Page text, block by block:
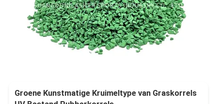
Groene Kunstmatige Kruimeltype van Graskorrels